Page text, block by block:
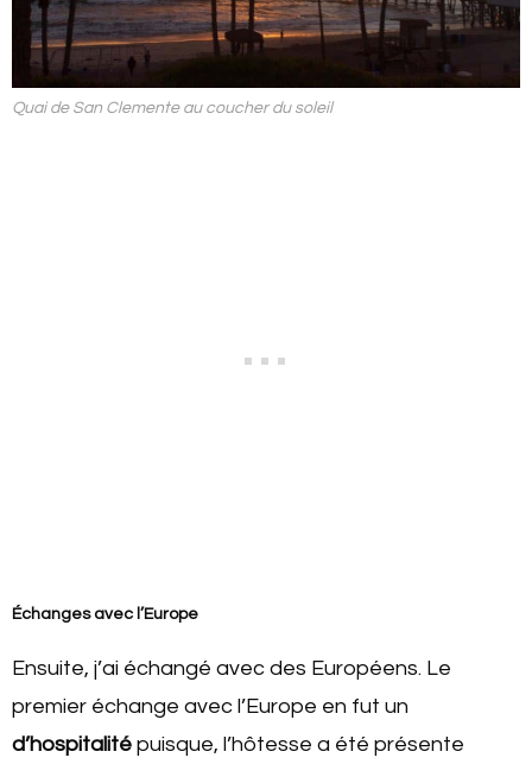
Quai de San Clemente au coucher du soleil
Échanges avec l’Europe
Ensuite, j’ai échangé avec des Européens. Le
premier échange avec l’Europe en fut un
d’hospitalité puisque, l’hôtesse a été présente